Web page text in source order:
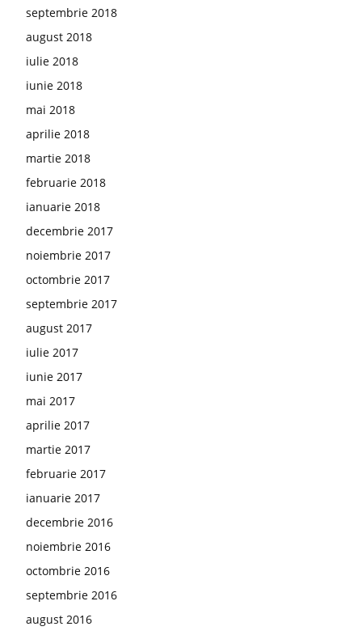
septembrie 2018
august 2018
iulie 2018
iunie 2018
mai 2018
aprilie 2018
martie 2018
februarie 2018
ianuarie 2018
decembrie 2017
noiembrie 2017
octombrie 2017
septembrie 2017
august 2017
iulie 2017
iunie 2017
mai 2017
aprilie 2017
martie 2017
februarie 2017
ianuarie 2017
decembrie 2016
noiembrie 2016
octombrie 2016
septembrie 2016
august 2016